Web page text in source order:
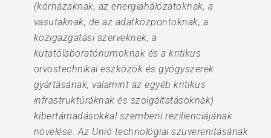
(kórházaknak, az energiahálózatoknak, a
vasutaknak, de az adatközpontoknak, a
közigazgatási szerveknek, a
kutatólaboratóriumoknak és a kritikus
orvostechnikai eszközök és gyógyszerek
gyártásának, valamint az egyéb kritikus
infrastruktúráknak és szolgáltatásoknak)
kibertámadásokkal szembeni rezilienciájának
növelése. Az Unió technológiai szuverenitásának